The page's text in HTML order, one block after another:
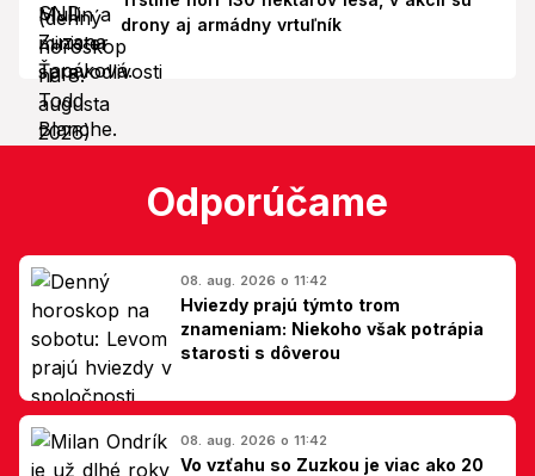
drony aj armádny vrtuľník
Odporúčame
08. aug. 2026 o 11:42
Hviezdy prajú týmto trom
znameniam: Niekoho však potrápia
starosti s dôverou
08. aug. 2026 o 11:42
Vo vzťahu so Zuzkou je viac ako 20